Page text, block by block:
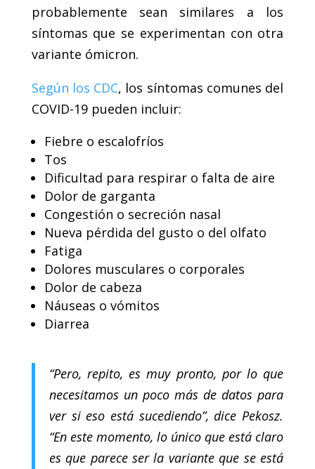
probablemente sean similares a los
síntomas que se experimentan con otra
variante ómicron.
Según los CDC, los síntomas comunes del
COVID-19 pueden incluir:
Fiebre o escalofríos
Tos
Dificultad para respirar o falta de aire
Dolor de garganta
Congestión o secreción nasal
Nueva pérdida del gusto o del olfato
Fatiga
Dolores musculares o corporales
Dolor de cabeza
Náuseas o vómitos
Diarrea
“Pero, repito, es muy pronto, por lo que
necesitamos un poco más de datos para
ver si eso está sucediendo”, dice Pekosz.
“En este momento, lo único que está claro
es que parece ser la variante que se está